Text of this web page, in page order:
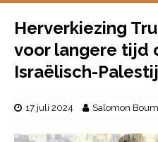
Herverkiezing
voor langere tijd
Israëlisch-
17 juli 2024 Salomon